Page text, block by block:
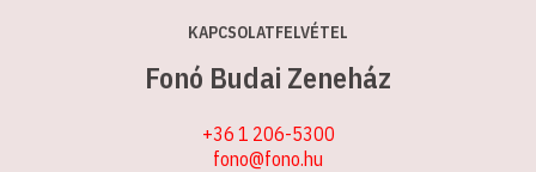
KAPCSOLATFELVÉTEL
Fonó Budai Zeneház
+36 1 206-5300
fono@fono.hu